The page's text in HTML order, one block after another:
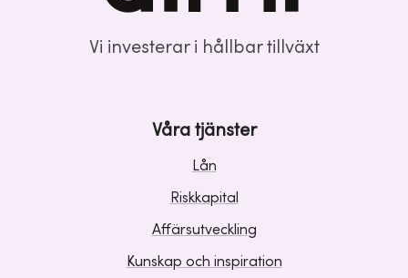
Vi investerar i hållbar tillväxt
Våra tjänster
Lån
Riskkapital
Affärsutveckling
Kunskap och inspiration